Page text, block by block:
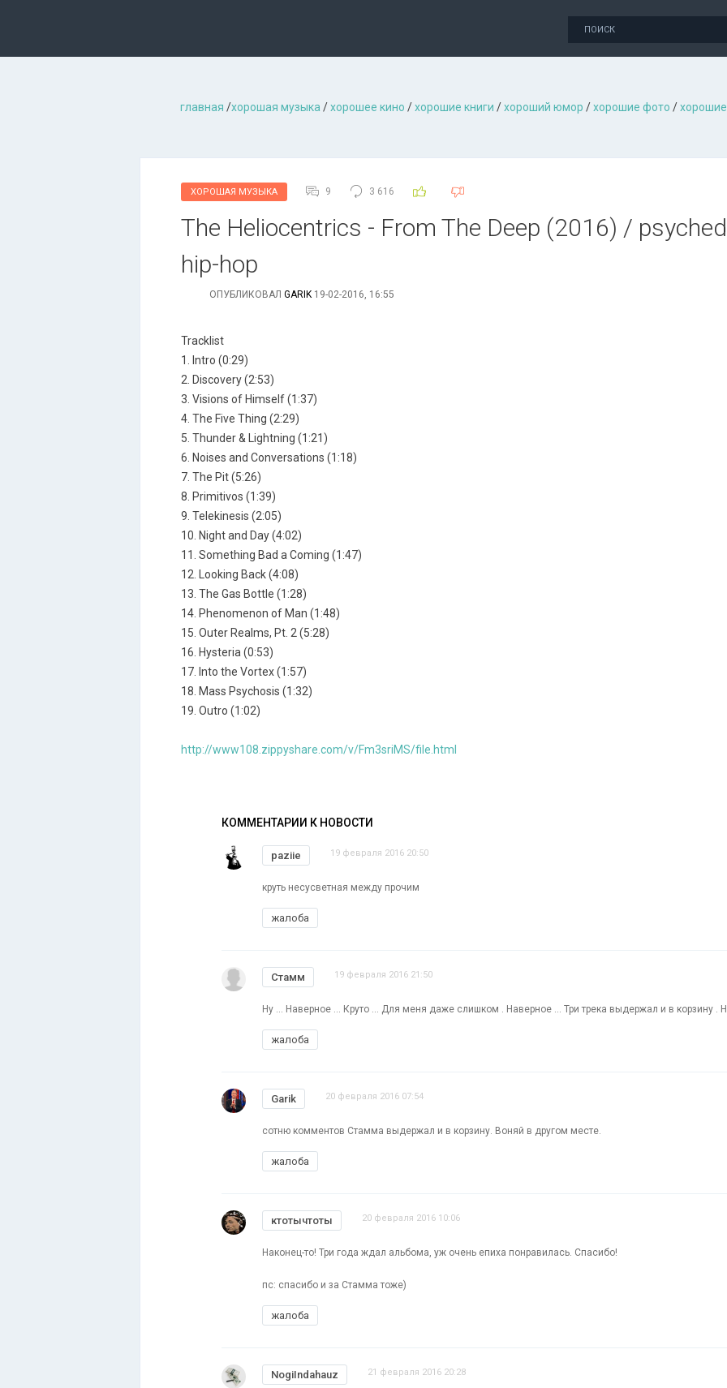
главная /хорошая музыкa /хорошее кино /хорошие книги /хороший юмор /хорошие фото /
ХОРОШАЯ МУЗЫКА 9 3 616
The Heliocentrics - From The Deep (2016) /
hip-hop
ОПУБЛИКОВАЛ GARIK 19-02-2016, 16:55
Tracklist
1. Intro (0:29)
2. Discovery (2:53)
3. Visions of Himself (1:37)
4. The Five Thing (2:29)
5. Thunder & Lightning (1:21)
6. Noises and Conversations (1:18)
7. The Pit (5:26)
8. Primitivos (1:39)
9. Telekinesis (2:05)
10. Night and Day (4:02)
11. Something Bad a Coming (1:47)
12. Looking Back (4:08)
13. The Gas Bottle (1:28)
14. Phenomenon of Man (1:48)
15. Outer Realms, Pt. 2 (5:28)
16. Hysteria (0:53)
17. Into the Vortex (1:57)
18. Mass Psychosis (1:32)
19. Outro (1:02)
http://www108.zippyshare.com/v/Fm3sriMS/file.html
КОММЕНТАРИИ К НОВОСТИ
paziie 19 февраля 2016 20:50
круть несусветная между прочим
жалоба
Стамм 19 февраля 2016 21:50
Ну ... Наверное ... Круто ... Для меня даже слишком . Наверное ... Три трека выдержал и в корзину .
жалоба
Garik 20 февраля 2016 07:54
сотню комментов Стамма выдержал и в корзину. Воняй в другом месте.
жалоба
ктотычтоты 20 февраля 2016 10:06
Наконец-то! Три года ждал альбома, уж очень епиха понравилась. Спасибо!
пс: спасибо и за Стамма тоже)
жалоба
NogiIndahauz 21 февраля 2016 20:28